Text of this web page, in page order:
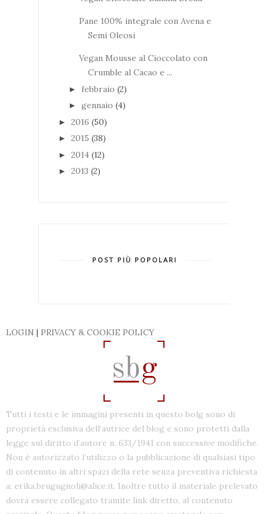
Pane 100% integrale con Avena e
Semi Oleosi
Vegan Mousse al Cioccolato con
Crumble al Cacao e ...
► febbraio (2)
► gennaio (4)
► 2016 (50)
► 2015 (38)
► 2014 (12)
► 2013 (2)
POST PIÙ POPOLARI
LOGIN | PRIVACY & COOKIE POLICY
Tutti i testi e le immagini presenti in questo bolg sono di
proprietà esclusiva dell’autrice del blog e sono protetti dalla
legge sul diritto d’autore n. 633/1941 con successive modifiche.
Non è autorizzato l’utilizzo o la pubblicazione di qualsiasi tipo
di contenuto in altri spazi della rete senza preventiva richiesta
a: erika.brugugnoli@alice.it. Inoltre tutto il materiale prelevato
dovrà essere collegato tramite link diretto, al contenuto